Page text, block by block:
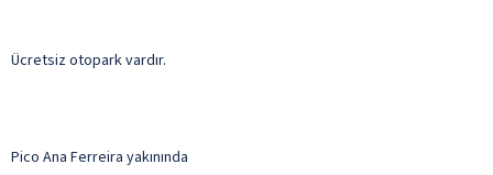
Ücretsiz otopark vardır.
Pico Ana Ferreira yakınında